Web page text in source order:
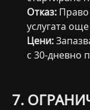
Отказ: Право
услугата
Цени:
с 30-дневно
7.